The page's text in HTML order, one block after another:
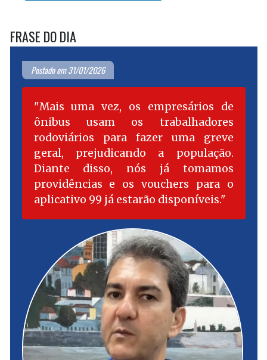
FRASE DO DIA
Postado em 31/01/2026
Mais uma vez, os empresários de
ônibus usam os trabalhadores
rodoviários para fazer uma greve
geral, prejudicando a população.
Diante disso, nós já tomamos
providências e os vouchers para o
aplicativo 99 já estarão disponíveis.